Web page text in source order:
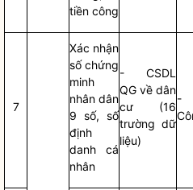
tiền công
7
Xác nhận
số chứng
minh
nhân dân
9 số, số
định
danh cá
nhân
- CSDL
QG về dân
cư (16
trường dữ
liệu)
-